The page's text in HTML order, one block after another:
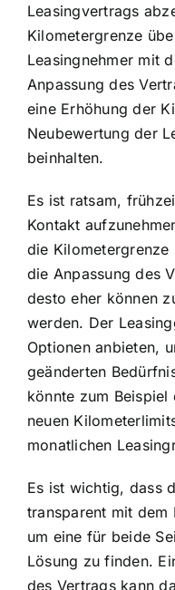
Leasingvertrags
Kilometergrenze
Leasingnehmer mit
Anpassung des
eine Erhöhung der
Neubewertung der
beinhalten.
Es ist ratsam,
Kontakt
die
die Anpassung des
desto eher können
werden. Der
Optionen anbieten,
geänderten
könnte zum Beispiel
neuen
monatlichen
Es ist wichtig, dass
transparent mit dem
um eine für beide
Lösung zu finden.
des Vertrags kann